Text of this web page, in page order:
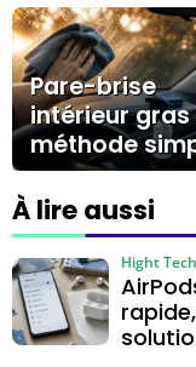
épices et
dosages
Pare-brise
intérieur gras
méthode
pour enlever
voile et éviter
traces
À lire aussi
Hight Tech